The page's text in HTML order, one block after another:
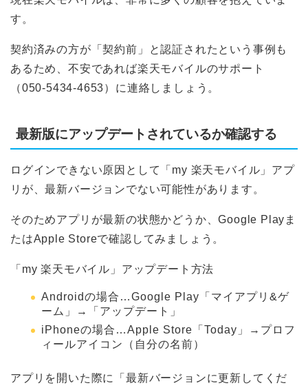
す。
契約済みの方が「契約前」と認証されたという事例も
あるため、不安であれば楽天モバイルのサポート
（050-5434-4653）に連絡しましょう。
最新版にアップデートされているか確認する
ログインできない原因として「my 楽天モバイル」アプ
リが、最新バージョンでない可能性があります。
そのためアプリが最新の状態かどうか、Google Playま
たはApple Storeで確認してみましょう。
「my 楽天モバイル」アップデート方法
Androidの場合…Google Play「マイアプリ&ゲ
ーム」→「アップデート」
iPhoneの場合…Apple Store「Today」→プロフ
ィールアイコン（自分の名前）
アプリを開いた際に「最新バージョンに更新してくだ